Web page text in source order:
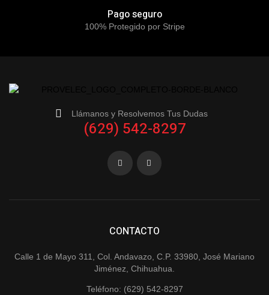
Pago seguro
100% Protegido por Stripe
Llámanos y Resolvemos Tus Dudas
(629) 542-8297
CONTACTO
Calle 1 de Mayo 311, Col. Andavazo, C.P. 33980, José Mariano
Jiménez, Chihuahua.
Teléfono: (629) 542-8297